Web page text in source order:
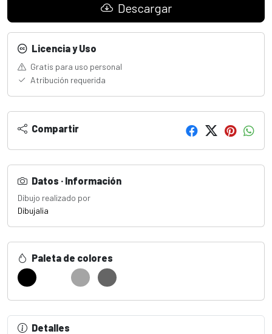
Descargar
Licencia y Uso
Gratis para uso personal
Atribución requerida
Compartir
Datos · Información
Dibujo realizado por
Dibujalia
Paleta de colores
Detalles